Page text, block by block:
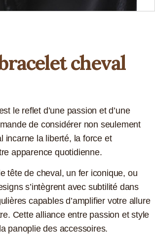
cheval
le reflet d’une passion et d’une
de considérer non seulement
incarne la liberté, la force et
apparence quotidienne.
tête de cheval, un fer iconique, ou
s’intègrent avec subtilité dans
capables d’amplifier votre allure
Cette alliance entre passion et style
panoplie des accessoires.